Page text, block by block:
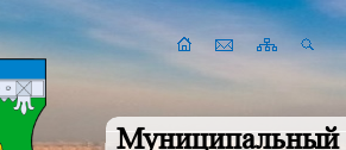
Муниципальный